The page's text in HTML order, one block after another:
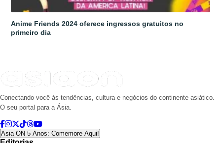
Anime Friends 2024 oferece ingressos gratuitos no
primeiro dia
Conectando você às tendências, cultura e negócios do continente asiático.
O seu portal para a Ásia.
Asia ON 5 Anos: Comemore Aqui!